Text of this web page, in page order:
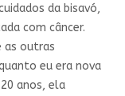
da bisavó,
com câncer.
as outras
eu era nova
anos, ela